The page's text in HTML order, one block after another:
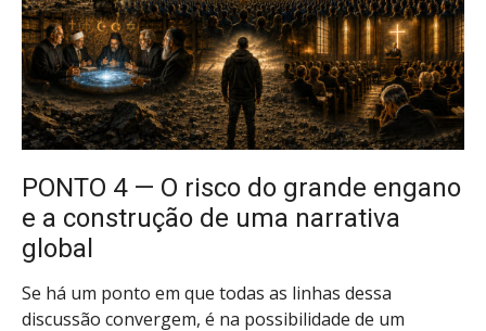
PONTO 4 — O risco do grande engano
e a construção de uma narrativa
global
Se há um ponto em que todas as linhas dessa
discussão convergem, é na possibilidade de um